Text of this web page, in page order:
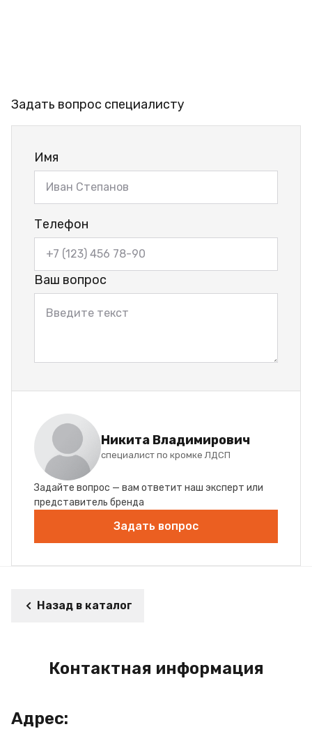
Задать вопрос специалисту
Имя
Телефон
Ваш вопрос
Никита Владимирович
специалист по кромке ЛДСП
Задайте вопрос — вам ответит наш эксперт или
представитель бренда
Задать вопрос
Назад в каталог
Контактная информация
Адрес: